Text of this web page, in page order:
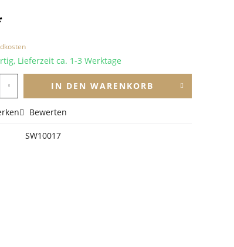
Lieferzeit ca. 1-3 Werktage
IN DEN WARENKORB
Bewerten
SW10017